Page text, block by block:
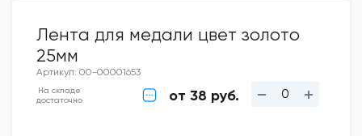
Лента для медали цвет золото
25мм
Артикул: 00-00001653
На складе
достаточно
от 38 руб.